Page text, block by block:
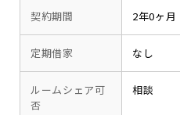
契約期間 2年0ヶ月
定期借家 なし
ルームシェア可
否
相談